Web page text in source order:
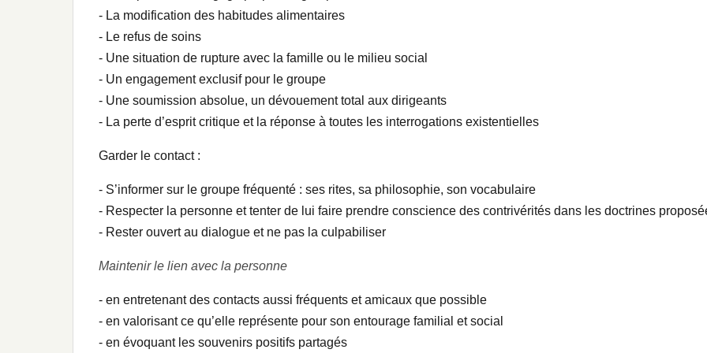
- La modification des habitudes alimentaires
- Le refus de soins
- Une situation de rupture avec la famille ou le milieu social
- Un engagement exclusif pour le groupe
- Une soumission absolue, un dévouement total aux dirigeants
- La perte d’esprit critique et la réponse à toutes les interrogations existentielles
Garder le contact :
- S’informer sur le groupe fréquenté : ses rites, sa philosophie, son vocabulaire
- Respecter la personne et tenter de lui faire prendre conscience des contrivérités dans les doctrines
- Rester ouvert au dialogue et ne pas la culpabiliser
Maintenir le lien avec la personne
- en entretenant des contacts aussi fréquents et amicaux que possible
- en valorisant ce qu’elle représente pour son entourage familial et social
- en évoquant les souvenirs positifs partagés